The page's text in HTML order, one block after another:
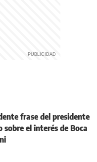
frase del presidente
sobre el interés de Boca